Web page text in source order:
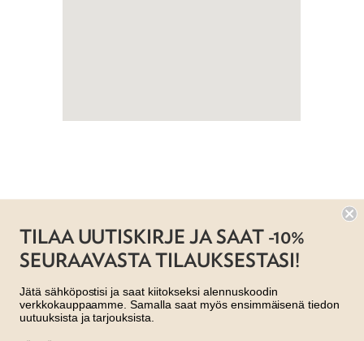
TILAA UUTISKIRJE JA SAAT -10%
SEURAAVASTA TILAUKSESTASI!
Jätä sähköpostisi ja saat kiitokseksi alennuskoodin
verkkokauppaamme. Samalla saat myös ensimmäisenä tiedon
uutuuksista ja tarjouksista.